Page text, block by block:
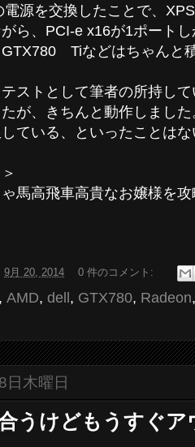
源を交換したことで、
ら、PCI-e x16が1ポート
Tiなどはちゃんと
ストとして筆者の所持し
が、きちんと動作しまし
ている、といったことは
飛車高貴なお嬢様を攻
9月 20, 2014 0 件のコメント:
, AMD, dell , GTX780, Radeon
日木曜日
うけどもうすぐア